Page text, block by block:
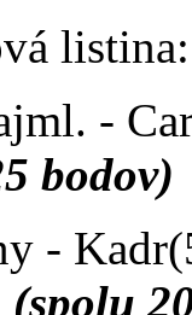
listina:
-
bodov)
-
(spolu